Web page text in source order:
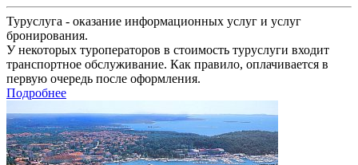
Туруслуга - оказание информационных услуг и услуг
бронирования.
У некоторых туроператоров в стоимость туруслуги входит
транспортное обслуживание. Как правило, оплачивается в
первую очередь после оформления.
Подробнее